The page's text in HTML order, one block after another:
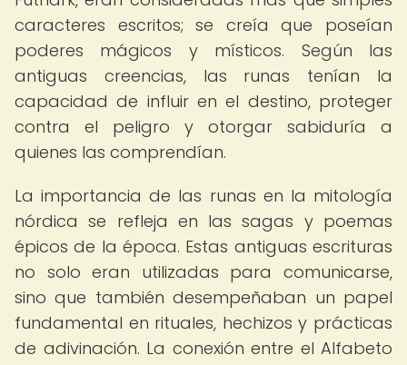
caracteres escritos; se creía que poseían
poderes mágicos y místicos. Según las
antiguas creencias, las runas tenían la
capacidad de influir en el destino, proteger
contra el peligro y otorgar sabiduría a
quienes las comprendían.
La importancia de las runas en la mitología
nórdica se refleja en las sagas y poemas
épicos de la época. Estas antiguas escrituras
no solo eran utilizadas para comunicarse,
sino que también desempeñaban un papel
fundamental en rituales, hechizos y prácticas
de adivinación. La conexión entre el Alfabeto